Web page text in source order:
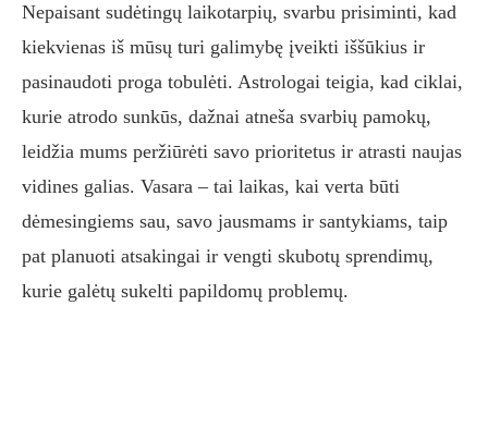
Nepaisant sudėtingų laikotarpių, svarbu prisiminti, kad
kiekvienas iš mūsų turi galimybę įveikti iššūkius ir
pasinaudoti proga tobulėti. Astrologai teigia, kad ciklai,
kurie atrodo sunkūs, dažnai atneša svarbių pamokų,
leidžia mums peržiūrėti savo prioritetus ir atrasti naujas
vidines galias. Vasara – tai laikas, kai verta būti
dėmesingiems sau, savo jausmams ir santykiams, taip
pat planuoti atsakingai ir vengti skubotų sprendimų,
kurie galėtų sukelti papildomų problemų.